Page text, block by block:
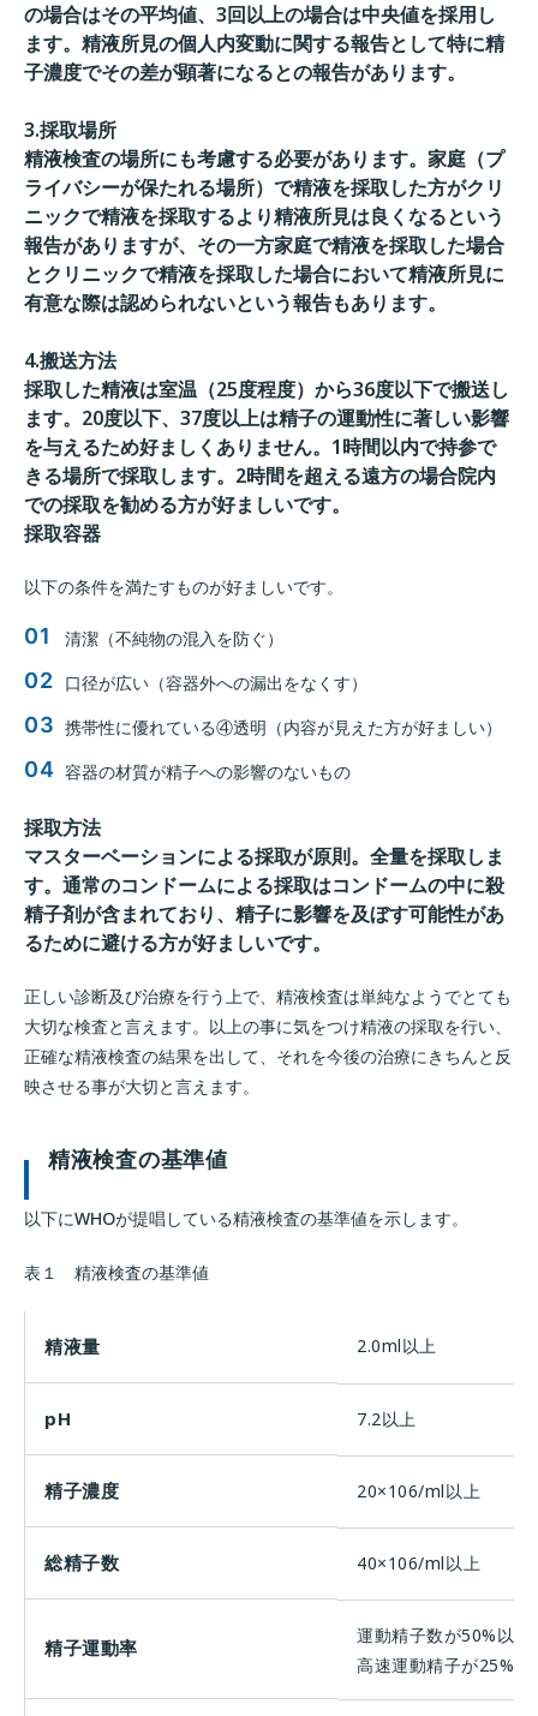
の場合はその平均値、3回以上の場合は中央値を採用し
ます。精液所見の個人内変動に関する報告として特に精
子濃度でその差が顕著になるとの報告があります。
3.採取場所
精液検査の場所にも考慮する必要があります。家庭（プ
ライバシーが保たれる場所）で精液を採取した方がクリ
ニックで精液を採取するより精液所見は良くなるという
報告がありますが、その一方家庭で精液を採取した場合
とクリニックで精液を採取した場合において精液所見に
有意な際は認められないという報告もあります。
4.搬送方法
採取した精液は室温（25度程度）から36度以下で搬送し
ます。20度以下、37度以上は精子の運動性に著しい影響
を与えるため好ましくありません。1時間以内で持参で
きる場所で採取します。2時間を超える遠方の場合院内
での採取を勧める方が好ましいです。
採取容器
以下の条件を満たすものが好ましいです。
清潔（不純物の混入を防ぐ）
口径が広い（容器外への漏出をなくす）
携帯性に優れている④透明（内容が見えた方が好ましい）
容器の材質が精子への影響のないもの
採取方法
マスターベーションによる採取が原則。全量を採取しま
す。通常のコンドームによる採取はコンドームの中に殺
精子剤が含まれており、精子に影響を及ぼす可能性があ
るために避ける方が好ましいです。
正しい診断及び治療を行う上で、精液検査は単純なようでとても
大切な検査と言えます。以上の事に気をつけ精液の採取を行い、
正確な精液検査の結果を出して、それを今後の治療にきちんと反
映させる事が大切と言えます。
精液検査の基準値
以下にWHOが提唱している精液検査の基準値を示します。
表１ 精液検査の基準値
精液量 2.0ml以上
pH 7.2以上
精子濃度 20×106/ml以上
総精子数 40×106/ml以上
精子運動率
運動精子数が50%以上
高速運動精子が25%以